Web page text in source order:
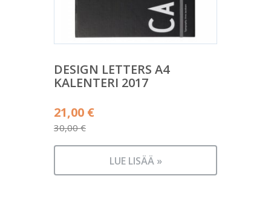
DESIGN LETTERS A4
KALENTERI 2017
30,00€
Alkuperäinen
hinta
oli:
21,00 €
Nykyinen
on:
LUE LISÄÄ »